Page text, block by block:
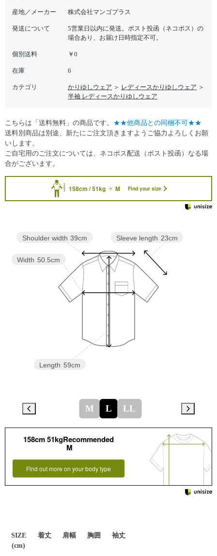
産地／メーカー 株式会社マンゴプラス
発送について
5営業日以内に発送。ポスト投函（ネコポス）の
場合あり、お届け日時指定不可。
個別送料 ￥0
在庫 6
カテゴリ かりゆしウェア ＞ レディースかりゆしウェア ＞
半袖 レディースかりゆしウェア
158cm / 51kg M Find your size
Sleeve length 23cm
Length 59cm
Width 50.5cm
Shoulder width 39cm
M L LL
158cm 51kgRecommended
M
Find out more on your body type
SIZE
(cm)
着丈 肩幅 胸囲 袖丈
こちらは「送料無料」の商品です。 ★★他商品との同梱不可★★
送料別商品は別途、新たにご注文頂きますようご協力よろしくお願
いします。
ご自宅用のご注文については、ネコポス配送（ポスト投函）なる場
合がございます。